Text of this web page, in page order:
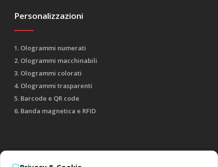
Personalizzazioni
1. Ologrammi numerati
2. Ologrammi macchinabili
3. Ologrammi colorati
4. Ologrammi trasparenti
5. Barcode e QR code
6. Banda magnetica e RFID